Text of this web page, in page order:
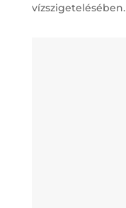
vízszigetelésében.